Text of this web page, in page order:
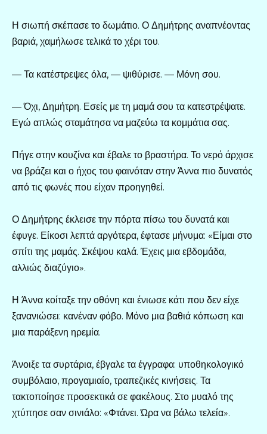
Η σιωπή σκέπασε το δωμάτιο. Ο Δημήτρης αναπνέοντας
βαριά, χαμήλωσε τελικά το χέρι του.
— Τα κατέστρεψες όλα, — ψιθύρισε. — Μόνη σου.
— Όχι, Δημήτρη. Εσείς με τη μαμά σου τα κατεστρέψατε.
Εγώ απλώς σταμάτησα να μαζεύω τα κομμάτια σας.
Πήγε στην κουζίνα και έβαλε το βραστήρα. Το νερό άρχισε
να βράζει και ο ήχος του φαινόταν στην Άννα πιο δυνατός
από τις φωνές που είχαν προηγηθεί.
Ο Δημήτρης έκλεισε την πόρτα πίσω του δυνατά και
έφυγε. Είκοσι λεπτά αργότερα, έφτασε μήνυμα: «Είμαι στο
σπίτι της μαμάς. Σκέψου καλά. Έχεις μια εβδομάδα,
αλλιώς διαζύγιο».
Η Άννα κοίταξε την οθόνη και ένιωσε κάτι που δεν είχε
ξανανιώσει: κανέναν φόβο. Μόνο μια βαθιά κόπωση και
μια παράξενη ηρεμία.
Άνοιξε τα συρτάρια, έβγαλε τα έγγραφα: υποθηκολογικό
συμβόλαιο, προγαμιαίο, τραπεζικές κινήσεις. Τα
τακτοποίησε προσεκτικά σε φακέλους. Στο μυαλό της
χτύπησε σαν σινιάλο: «Φτάνει. Ώρα να βάλω τελεία».